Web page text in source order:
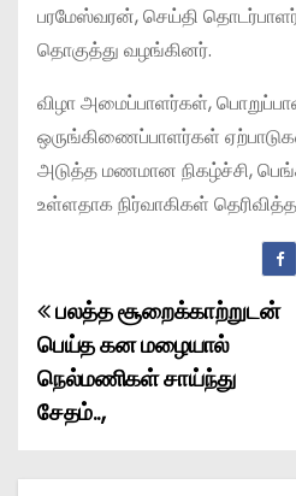
பரமேஸ்வரன், செய்தி
தொகுத்து வழங்கினர்.
விழா அமைப்பாளர்கள்,
ஒருங்கிணைப்பாளர்கள்
அடுத்த மணமான நிகழ்ச்சி,
உள்ளதாக நிர்வாகிகள்
P
o
s
t
பலத்த சூறைக்காற்றுடன்
பெய்த கன மழையால்
நெல்மணிகள் சாய்ந்து
சேதம்..,